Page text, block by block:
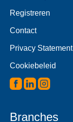
Registreren
Contact
Privacy Statement
Cookiebeleid
Branches